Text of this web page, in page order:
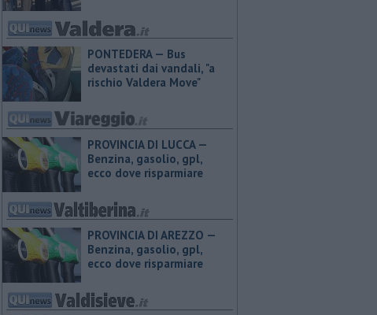
PONTEDERA — Bus
devastati dai vandali, "a
rischio Valdera Move"
PROVINCIA DI LUCCA — ​
Benzina, gasolio, gpl,
ecco dove risparmiare
PROVINCIA DI AREZZO — ​
Benzina, gasolio, gpl,
ecco dove risparmiare